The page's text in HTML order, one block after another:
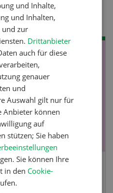
dem Sack
und Inhalte,
und Inhalten,
und zur
Drittanbieter
auch für diese
genauer
und
Auswahl gilt nur für
Anbieter können
auf
stützen; Sie haben
Sie können Ihre
in den Cookie-